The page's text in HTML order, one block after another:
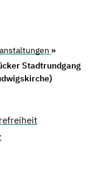
»
Stadtrundgang